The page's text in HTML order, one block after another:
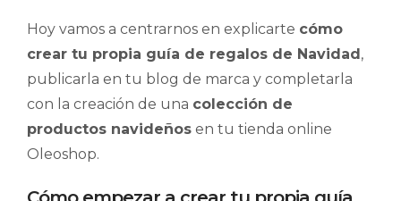
Hoy vamos a centrarnos en explicarte cómo
crear tu propia guía de regalos de Navidad ,
publicarla en tu blog de marca y completarla
con la creación de una colección de
productos navideños en tu tienda online
Oleoshop.